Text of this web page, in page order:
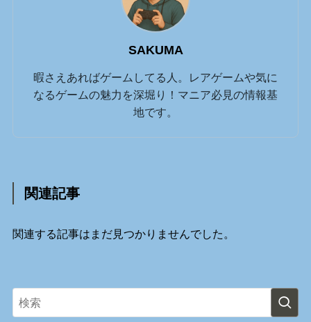
SAKUMA
暇さえあればゲームしてる人。レアゲームや気に
なるゲームの魅力を深堀り！マニア必見の情報基
地です。
関連記事
関連する記事はまだ見つかりませんでした。